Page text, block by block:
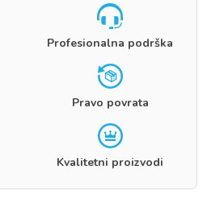
Profesionalna podrška
Pravo povrata
Kvalitetni proizvodi